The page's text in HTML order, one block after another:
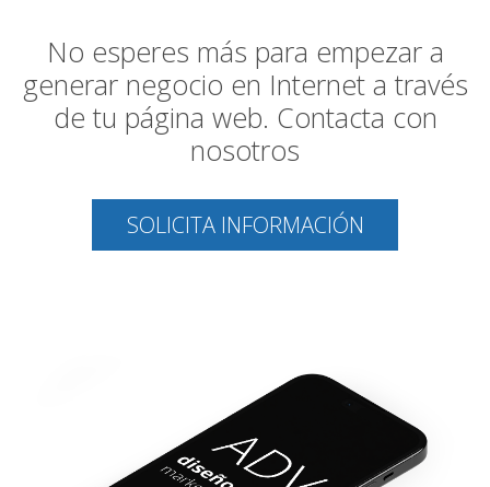
No esperes más para empezar a
generar negocio en Internet a través
de tu página web. Contacta con
nosotros
SOLICITA INFORMACIÓN